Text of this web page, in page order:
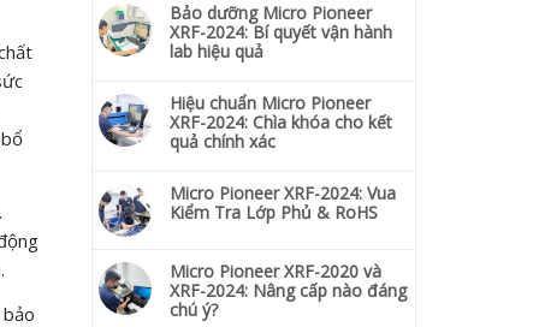
Bảo dưỡng Micro Pioneer
XRF-2024: Bí quyết vận hành
lab hiệu quả
Hiệu chuẩn Micro Pioneer
XRF-2024: Chìa khóa cho kết
quả chính xác
Micro Pioneer XRF-2024: Vua
Kiểm Tra Lớp Phủ & RoHS
Micro Pioneer XRF-2020 và
XRF-2024: Nâng cấp nào đáng
chú ý?